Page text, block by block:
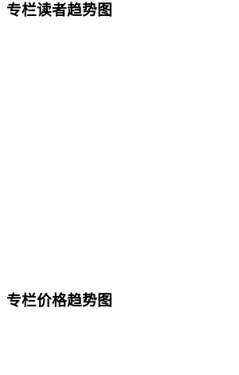
专栏读者趋势图
专栏价格趋势图